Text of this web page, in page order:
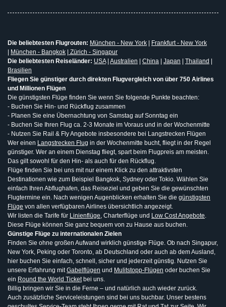
Die beliebtesten Flugrouten: München - New York
Frankfurt - New York
München - Bangkok
Zürich - Singapur
Die beliebtesten Reiseländer: USA| Australien China Japan Thailand
Brasilien
Fliegen Sie günstiger durch direkten Flugvergleich von über 750 Airlines
und Millionen Flügen
Die günstigsten Flüge finden Sie wenn Sie folgende Punkte beachten:
- Buchen Sie Hin- und Rückflug zusammen
- Planen Sie eine Übernachtung von Samstag auf Sonntag ein
- Buchen Sie Ihren Flug ca. 2-3 Monate im Voraus und in der Wochenmitte
- Nutzen Sie Rail & Fly Angebote insbesondere bei Langstrecken Flügen
Wer einen Langstrecken Flug in der Wochenmitte bucht, fliegt in der Regel
günstiger. Wer an einem Dienstag fliegt, spart beim Flugpreis am meisten.
Das gilt sowohl für den Hin- als auch für den Rückflug.
Flüge finden Sie bei uns mit nur einem Klick zu den attraktivsten
Destinationen wie zum Beispiel Bangkok, Sydney oder Tokio. Wählen Sie
einfach Ihren Abflughafen, das Reiseziel und geben Sie die gewünschten
Flugtermine ein. Nach wenigen Augenblicken erhalten Sie die günstigsten
Flüge von allen verfügbaren Airlines übersichtlich angezeigt.
Wir listen die Tarife für Linienflüge, Charterflüge und Low Cost Angebote.
Diese Flüge können Sie ganz bequem von zu Hause aus buchen.
Günstige Flüge zu internationalen Zielen
Finden Sie ohne großen Aufwand wirklich günstige Flüge. Ob nach Singapur,
New York, Peking oder Toronto, ab Deutschland oder auch ab dem Ausland,
hier buchen Sie einfach, schnell, sicher und jederzeit günstig. Nutzen Sie
unsere Erfahrung mitGabelflügen und Mulitstopp-Flügen oder buchen Sie
ein Round the World Ticketbei uns.
Billig bringen wir Sie in die Ferne – und natürlich auch wieder zurück.
Auch zusätzliche Serviceleistungen sind bei uns buchbar. Unser bestens